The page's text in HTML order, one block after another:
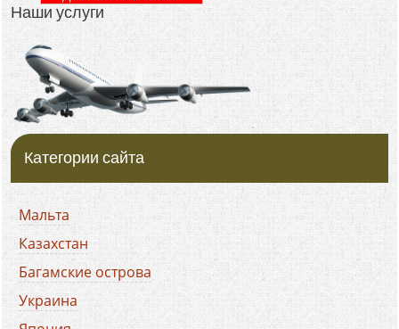
Наши услуги
Категории сайта
Мальта
Казахстан
Багамские острова
Украина